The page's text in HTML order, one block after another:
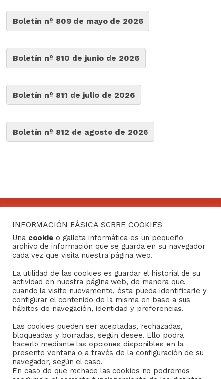
Boletín nº 809 de mayo de 2026
Boletín nº 810 de junio de 2026
Boletín nº 811 de julio de 2026
Boletín nº 812 de agosto de 2026
CONTACTO
Consejo General de Hermandades y Cofradías de la
ciudad de Sevilla
C/ San Gregorio 26. 41004- Sevilla
(+34) 954 21 59 27
boletin@hermandades-de-sevilla.org
AVISO LEGAL
INFORMACIÓN BÁSICA SOBRE COOKIES
Una cookie o galleta informática es un pequeño
archivo de información que se guarda en su navegador
cada vez que visita nuestra página web.
La utilidad de las cookies es guardar el historial de su
actividad en nuestra página web, de manera que,
cuando la visite nuevamente, ésta pueda identificarle y
configurar el contenido de la misma en base a sus
hábitos de navegación, identidad y preferencias.
Las cookies pueden ser aceptadas, rechazadas,
bloqueadas y borradas, según desee. Ello podrá
hacerlo mediante las opciones disponibles en la
presente ventana o a través de la configuración de su
navegador, según el caso.
En caso de que rechace las cookies no podremos